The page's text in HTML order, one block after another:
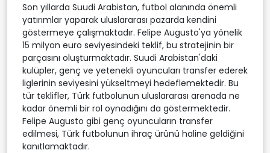
Son yıllarda Suudi Arabistan, futbol alanında önemli
yatırımlar yaparak uluslararası pazarda kendini
göstermeye çalışmaktadır. Felipe Augusto'ya yönelik
15 milyon euro seviyesindeki teklif, bu stratejinin bir
parçasını oluşturmaktadır. Suudi Arabistan'daki
kulüpler, genç ve yetenekli oyuncuları transfer ederek
liglerinin seviyesini yükseltmeyi hedeflemektedir. Bu
tür teklifler, Türk futbolunun uluslararası arenada ne
kadar önemli bir rol oynadığını da göstermektedir.
Felipe Augusto gibi genç oyuncuların transfer
edilmesi, Türk futbolunun ihraç ürünü haline geldiğini
kanıtlamaktadır.